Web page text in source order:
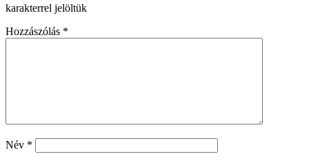
karakterrel jelöltük
Hozzászólás *
Név *